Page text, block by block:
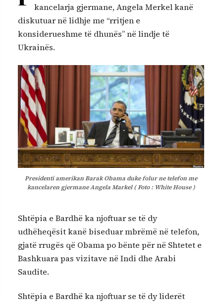
kancelarja gjermane, Angela Merkel kanë
diskutuar në lidhje me “rritjen e
konsiderueshme të dhunës” në lindje të
Ukrainës.
Presidenti amerikan Barak Obama duke folur ne telefon me
kancelaren gjermane Angela Markel ( Foto : White House )
Shtëpia e Bardhë ka njoftuar se të dy
udhëheqësit kanë biseduar mbrëmë në telefon,
gjatë rrugës që Obama po bënte për në Shtetet e
Bashkuara pas vizitave në Indi dhe Arabi
Saudite.
Shtëpia e Bardhë ka njoftuar se të dy liderët